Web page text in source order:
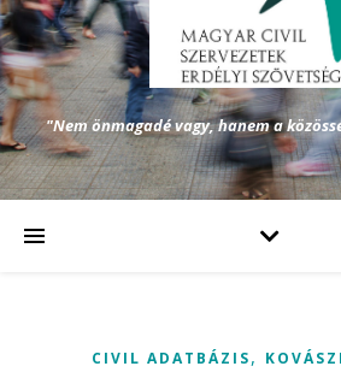
"Nem önmagadé vagy, hanem a
CIVIL ADATBÁZIS,